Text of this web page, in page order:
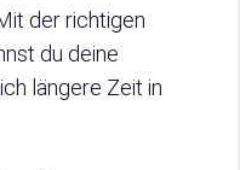
der richtigen
du deine
längere Zeit in